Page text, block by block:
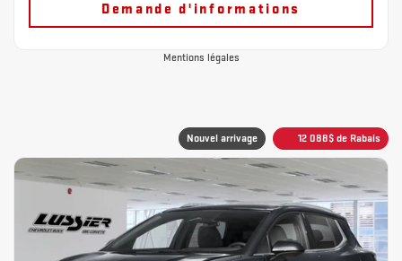
Demande d'informations
Mentions légales
Nouvel arrivage 12 088$ de Rabais